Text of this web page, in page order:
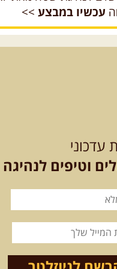
נופי
מרתק
לכם ...
נמשיך
עכשיו במבצע >>
עדכוני
וטיפים לנהיגה